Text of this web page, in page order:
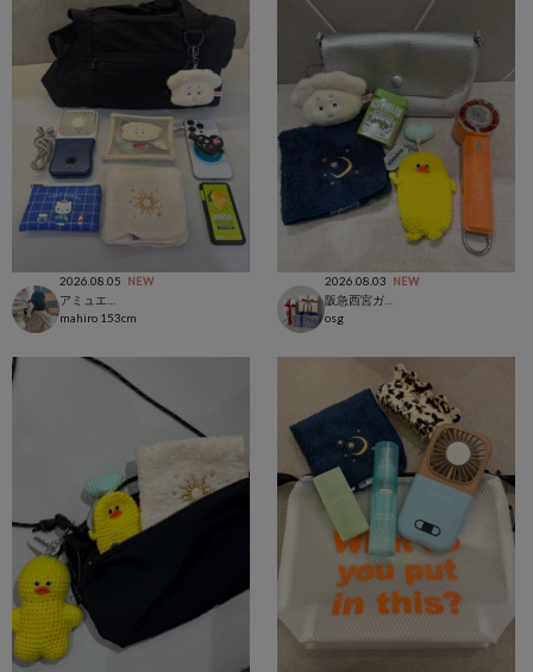
2026.08.05 NEW
mahiro 153cm
2026.08.03 NEW
阪急西宮ガーデンズ店
osg